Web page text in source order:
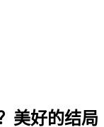
美好的结局